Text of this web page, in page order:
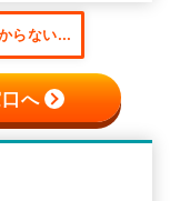
らない...
へ